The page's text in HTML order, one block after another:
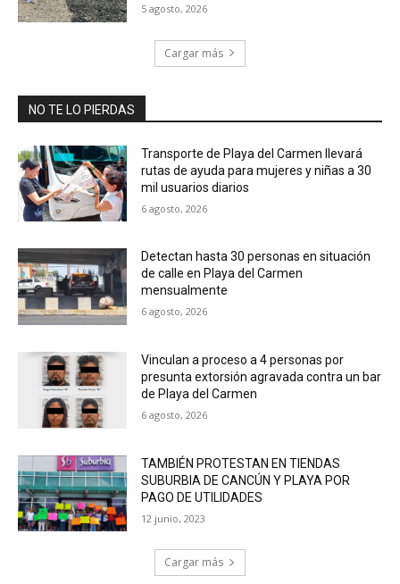
5 agosto, 2026
Cargar más
NO TE LO PIERDAS
Transporte de Playa del Carmen llevará
rutas de ayuda para mujeres y niñas a 30
mil usuarios diarios
6 agosto, 2026
Detectan hasta 30 personas en situación
de calle en Playa del Carmen
mensualmente
6 agosto, 2026
Vinculan a proceso a 4 personas por
presunta extorsión agravada contra un bar
de Playa del Carmen
6 agosto, 2026
TAMBIÉN PROTESTAN EN TIENDAS
SUBURBIA DE CANCÚN Y PLAYA POR
PAGO DE UTILIDADES
12 junio, 2023
Cargar más